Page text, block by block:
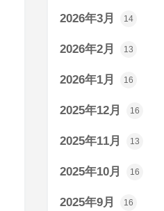
2026年3月 14
2026年2月 13
2026年1月 16
2025年12月 16
2025年11月 13
2025年10月 16
2025年9月 16